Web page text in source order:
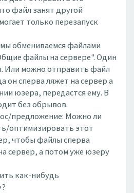
файл занят другой
только перезапуск
обмениваемся файлами
файлы на сервере". Один
Или можно отправить файл
он сперва ляжет на сервер а
юзера, передастся ему. В
без обрывов.
предложение: Можно ли
оптимизировать этот
чтобы файлы сперва
сервер, а потом уже юзеру
как-нибудь